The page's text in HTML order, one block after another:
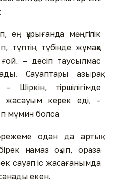
ең құрығанда мәңгілік
түптің түбінде жұмаққа
– десіп таусылмас
Сауаптары азырақ
Шіркін, тіршілігімде
жасауым керек еді, –
мүмин болса:
одан да артық
намаз оқып, ораза
сауап іс жасағанымда
екен.